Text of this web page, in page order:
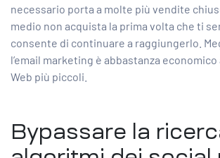
necessario porta a molte più vendite
medio non acquista la prima volta che ti
consente di continuare a raggiungerlo.
l’email marketing è abbastanza
Web più piccoli.
Bypassare la